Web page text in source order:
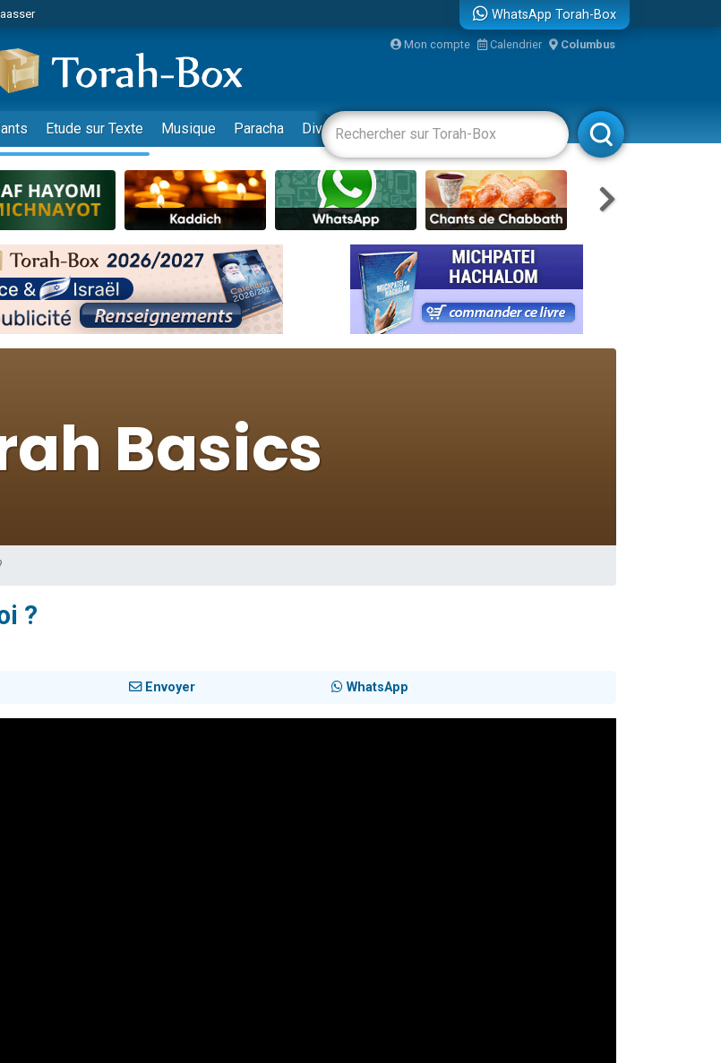
un don pour Diane, 80 ans, dans un appartement insalubre
rejoindre sur WhatsApp
une bénédiction
Torah-Box Music
faire un don pour Sauvez la jambe de Yohan
en groupe sur Zoom
rejoindre sur WhatsApp
rejoindre sur WhatsApp
rejoindre sur WhatsApp
Torah-Box Music
un don pour Tsédaka : pauvres d'Israel
en groupe sur Zoom
Maasser
WhatsApp Torah-Box
Mon compte Calendrier Columbus
Etude sur Texte Musique Paracha Divertissements Livres Rabbanim
?
Envoyer WhatsApp